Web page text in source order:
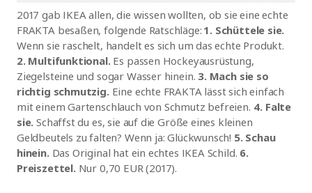
2017 gab IKEA allen, die wissen wollten, ob sie eine echte
FRAKTA besaßen, folgende Ratschläge:1. Schüttele sie.
Wenn sie raschelt, handelt es sich um das echte Produkt.
2. Multifunktional.Es passen Hockeyausrüstung,
Ziegelsteine und sogar Wasser hinein. 3. Mach sie so
richtig schmutzig.Eine echte FRAKTA lässt sich einfach
mit einem Gartenschlauch von Schmutz befreien. 4. Falte
sie. Schaffst du es, sie auf die Größe eines kleinen
Geldbeutels zu falten? Wenn ja: Glückwunsch! 5. Schau
hinein.Das Original hat ein echtes IKEA Schild. 6.
Preiszettel.Nur 0,70 EUR (2017).